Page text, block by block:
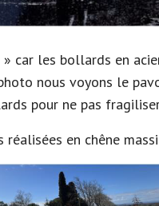
car les bollards en
nous voyons le
pour ne pas
réalisées en chêne